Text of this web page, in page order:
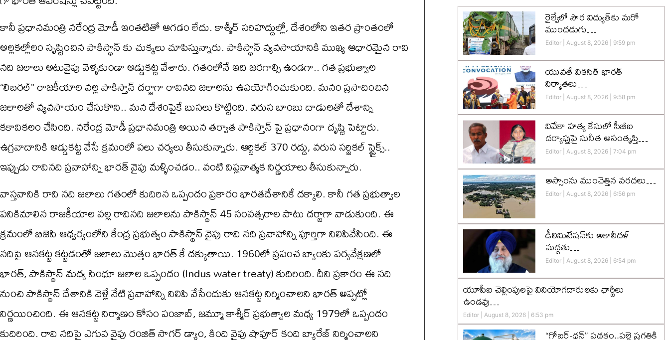
కానీ ప్రధానమంత్రి నరేంద్ర మోడీ ఇంతటితో ఆగడం లేదు. కాశ్మీర్ సరిహద్దుల్లో, దేశంలోని ఇతర ప్రాంతంలో
అల్లకల్లోలం సృష్టించిన పాకిస్థాన్ కు చుక్కలు చూపిస్తున్నారు. పాకిస్థాన్ వ్యవసాయానికి ముఖ్య ఆధారమైన రావి
నది జలాలు అటువైపు వెళ్ళకుండా అడ్డుకట్ట వేశారు. గతంలోనే ఇది జరగాల్సి ఉండగా.. గత ప్రభుత్వాల
“లిబరల్” రాజకీయాల వల్ల పాకిస్తాన్ దర్జాగా రావినది జలాలను ఉపయోగించుకుంది. మనం ప్రసాదించిన
జలాలతో వ్యవసాయం చేసుకొని.. మన దేశంపైకే బుసలు కొట్టింది. వరుస బాంబు దాడులతో దేశాన్ని
కకావికలం చేసింది. నరేంద్ర మోడీ ప్రధానమంత్రి అయిన తర్వాత పాకిస్తాన్ పై ప్రధానంగా దృష్టి పెట్టారు.
ఉగ్రవాదానికి అడ్డుకట్ట వేసే క్రమంలో పలు చర్యలు తీసుకున్నారు. ఆర్టికల్ 370 రద్దు, వరుస సర్జికల్ స్ట్రైక్స్..
ఇప్పుడు రావినది ప్రవాహాన్ని భారత్ వైపు మళ్ళించడం.. వంటి విప్లవాత్మక నిర్ణయాలు తీసుకున్నారు.
వాస్తవానికి రావి నది జలాలు గతంలో కుదిరిన ఒప్పందం ప్రకారం భారతదేశానికే దక్కాలి. కానీ గత ప్రభుత్వాల
పనికిమాలిన రాజకీయాల వల్ల రావినది జలాలను పాకిస్థాన్ 45 సంవత్సరాల పాటు దర్జాగా వాడుకుంది. ఈ
క్రమంలో బిజెపి ఆధ్వర్యంలోని కేంద్ర ప్రభుత్వం పాకిస్థాన్ వైపు రావి నది ప్రవాహాన్ని పూర్తిగా నిలిపివేసింది. ఈ
నదిపై ఆనకట్ట కట్టడంతో జలాలు మొత్తం భారత్ కే దక్కుతాయి. 1960లో ప్రపంచ బ్యాంకు పర్యవేక్షణలో
భారత్, పాకిస్థాన్ మధ్య సింధూ జలాల ఒప్పందం (Indus water treaty) కుదిరింది. దీని ప్రకారం ఈ నది
నుంచి పాకిస్థాన్ దేశానికి వెళ్లే నేటి ప్రవాహాన్ని నిలిపి వేసేందుకు ఆనకట్ట నిర్మించాలని భారత్ అప్పట్లో
నిర్ణయించింది. ఈ ఆనకట్ట నిర్మాణం కోసం పంజాబ్, జమ్మూ కాశ్మీర్ ప్రభుత్వాల మధ్య 1979లో ఒప్పందం
కుదిరింది. రావి నదిపై ఎగువ వైపు రంజిత్ సాగర్ డ్యాం, కింది వైపు షాపూర్ కంది బ్యారేజ్ నిర్మించాలని
రైల్వేలో సౌర విద్యుత్‌కు మరో
ముందడుగు…
Editor August 8, 2026 9:59 pm
యువతే వికసిత్‌ భారత్‌
నిర్మాతలు…
Editor August 8, 2026 9:58 pm
వివేకా హత్య కేసులో సీబీఐ
దర్యాప్తుపై సునీత అసంతృప్తి…
Editor August 8, 2026 7:04 pm
అస్సాంను ముంచెత్తిన వరదలు…
Editor August 8, 2026 6:56 pm
డీలిమిటేషన్‌కు అకాలీదళ్‌
మద్దతు…
Editor August 8, 2026 6:54 pm
యూపీఐ చెల్లింపులపై వినియోగదారులకు ఛార్జీలు
ఉండవు…
Editor August 8, 2026 6:53 pm
“గోబర్-ధన్” పథకం..పల్లె ప్రగతికి